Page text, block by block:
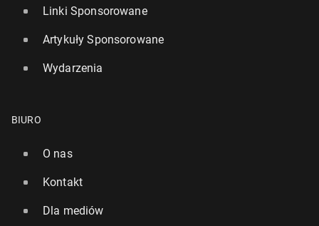
Linki Sponsorowane
Artykuły Sponsorowane
Wydarzenia
BIURO
O nas
Kontakt
Dla mediów